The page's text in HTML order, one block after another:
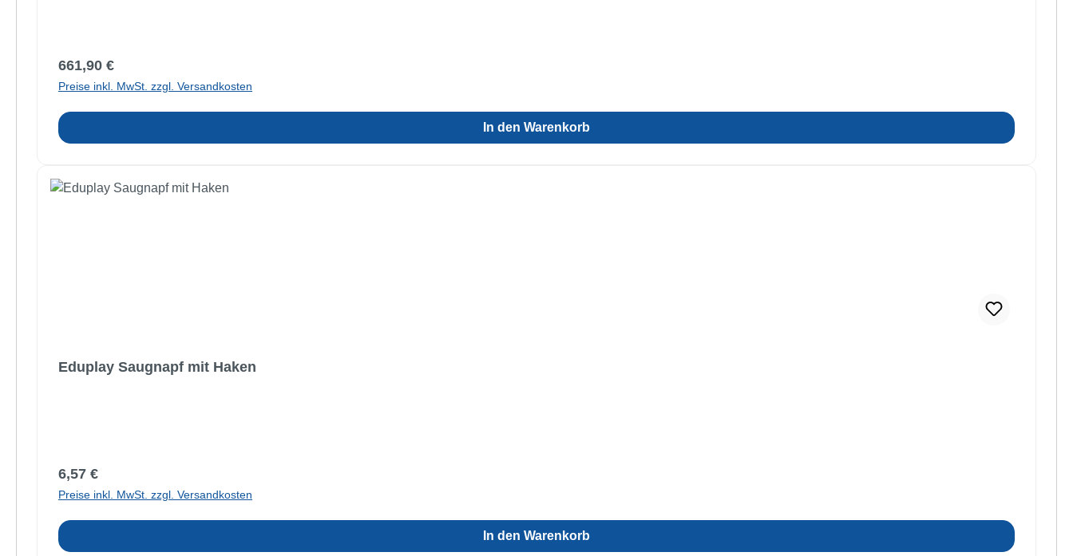
Regulärer Preis:
661,90 €
Preise inkl. MwSt. zzgl. Versandkosten
In den Warenkorb
Eduplay Saugnapf mit Haken
Regulärer Preis:
6,57 €
Preise inkl. MwSt. zzgl. Versandkosten
In den Warenkorb